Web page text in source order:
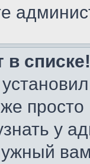
в списке!
у